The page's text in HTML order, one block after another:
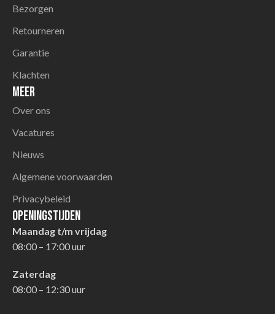
Bezorgen
Retourneren
Garantie
Klachten
Meer
Over ons
Vacatures
Nieuws
Algemene voorwaarden
Privacybeleid
Openingstijden
Maandag t/m vrijdag
08:00 – 17:00 uur
Zaterdag
08:00 – 12:30 uur